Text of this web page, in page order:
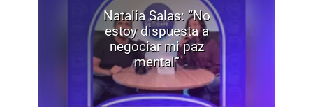
Natalia Salas: “No
estoy dispuesta a
negociar mi paz
mental”